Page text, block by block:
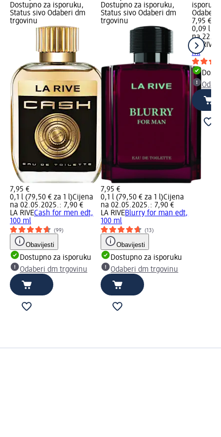
Dostupno za isporuku,
Status sivo Odaberi dm
trgovinu
7,95 €
0,1 l (79,50 € za 1 l)Cijena
na 02.05.2025.: 7,90 €
LA RIVECash for men edt,
100 ml
(99)
Obavijesti
Dostupno za isporuku
Odaberi dm trgovinu
Dostupno za isporuku,
Status sivo Odaberi dm
trgovinu
7,95 €
0,1 l (79,50 € za 1 l)Cijena
na 02.05.2025.: 7,90 €
LA RIVEBlurry for man edt,
100 ml
(13)
Obavijesti
Dostupno za isporuku
Odaberi dm trgovinu
Odaberi
7,95 €
0,09 l
na
LA RIVE
ml